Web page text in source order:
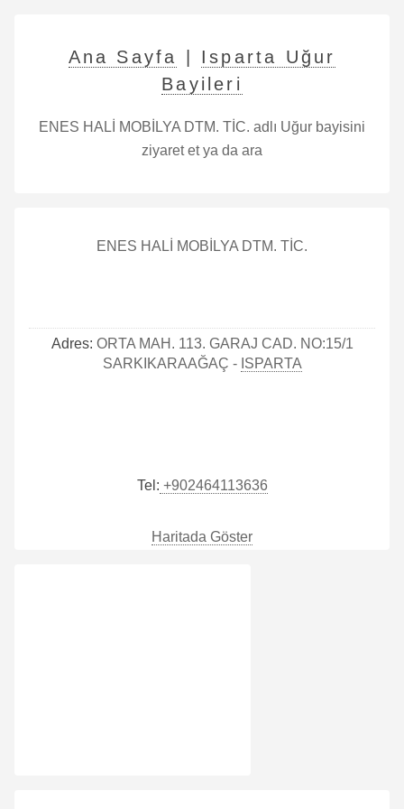
Ana Sayfa
Isparta Uğur
Bayileri
ENES HALİ MOBİLYA DTM. TİC. adlı Uğur bayisini
ziyaret et ya da ara
ENES HALİ MOBİLYA DTM. TİC.
Adres: ORTA MAH. 113. GARAJ CAD. NO:15/1
SARKIKARAAĞAÇ - ISPARTA
Tel: +902464113636
Haritada Göster